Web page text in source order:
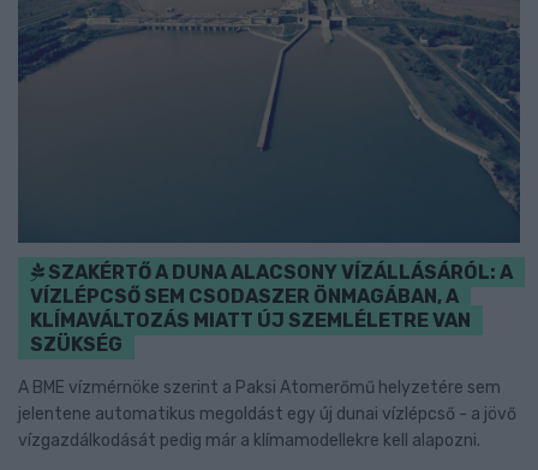
SZAKÉRTŐ A DUNA ALACSONY VÍZÁLLÁSÁRÓL: A
VÍZLÉPCSŐ SEM CSODASZER ÖNMAGÁBAN, A
KLÍMAVÁLTOZÁS MIATT ÚJ SZEMLÉLETRE VAN
SZÜKSÉG
A BME vízmérnöke szerint a Paksi Atomerőmű helyzetére sem
jelentene automatikus megoldást egy új dunai vízlépcső - a jövő
vízgazdálkodását pedig már a klímamodellekre kell alapozni.